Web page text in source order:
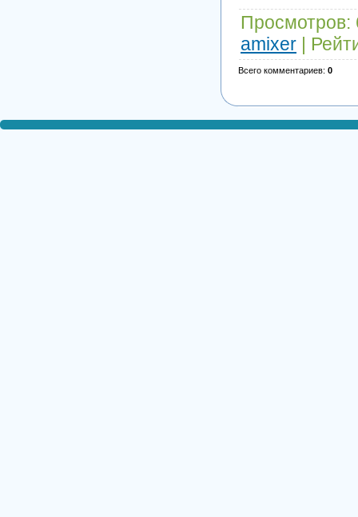
Просмотров:
amixer |
Всего комментариев: 0